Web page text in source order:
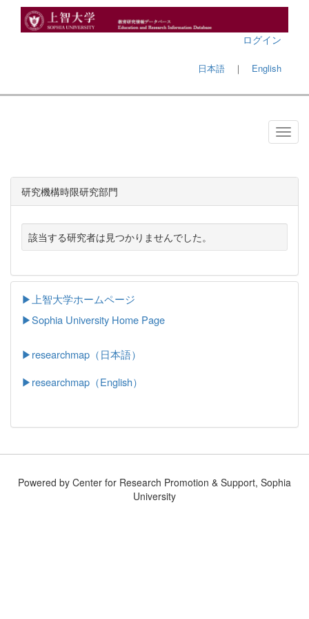
ログイン
日本語 ｜ English
研究機構時限研究部門
該当する研究者は見つかりませんでした。
▶上智大学ホームページ
▶Sophia University Home Page
▶researchmap（日本語）
▶researchmap（English）
Powered by Center for Research Promotion & Support, Sophia
University